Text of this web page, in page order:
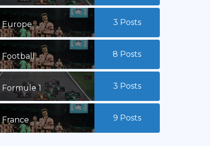
Europe 3 Posts
Football 8 Posts
Formule 1 3 Posts
France 9 Posts